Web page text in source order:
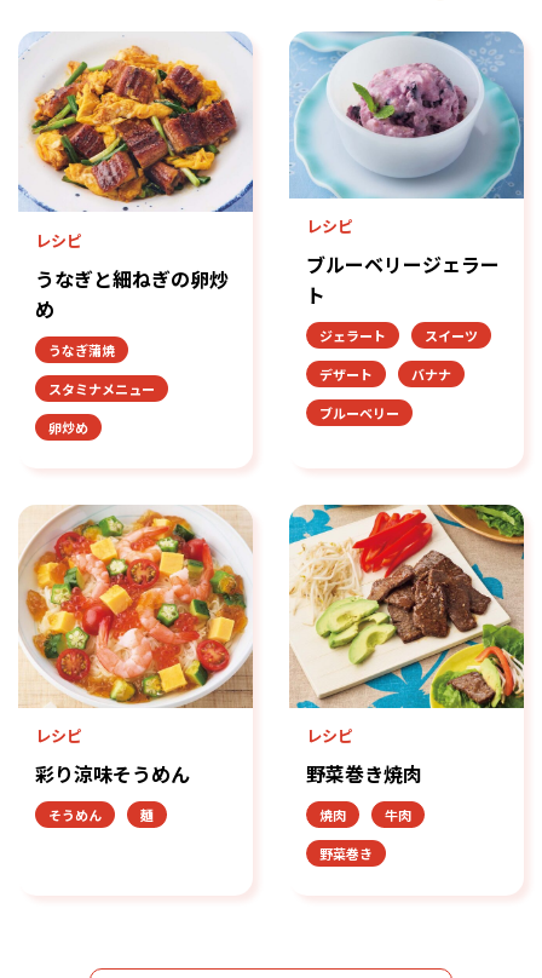
レシピ
うなぎと細ねぎの卵炒
め
うなぎ蒲焼
スタミナメニュー
卵炒め
レシピ
ブルーベリージェラー
ト
ジェラート
スイーツ
デザート
バナナ
ブルーベリー
レシピ
彩り涼味そうめん
そうめん 麺
レシピ
野菜巻き焼肉
焼肉
牛肉
野菜巻き